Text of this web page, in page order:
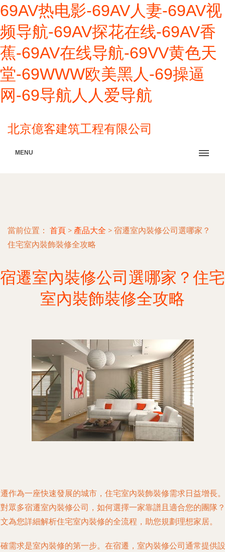
69AV热电影-69AV人妻-69AV视
频导航-69AV探花在线-69AV香
蕉-69AV在线导航-69VV黄色天
堂-69WWW欧美黑人-69操逼
网-69导航人人爱导航
北京億客建筑工程有限公司
MENU
當前位置： 首頁 > 產品大全 > 宿遷室內裝修公司選哪家？
住宅室內裝飾裝修全攻略
宿遷室內裝修公司選哪家？住宅
室內裝飾裝修全攻略
作為一座快速發展的城市，住宅室內裝飾裝修需求日益增長。
眾多宿遷室內裝修公司，如何選擇一家靠譜且適合您的團隊？
為您詳細解析住宅室內裝修的全流程，助您規劃理想家居。
需求是室內裝修的第一步。在宿遷，室內裝修公司通常提供設